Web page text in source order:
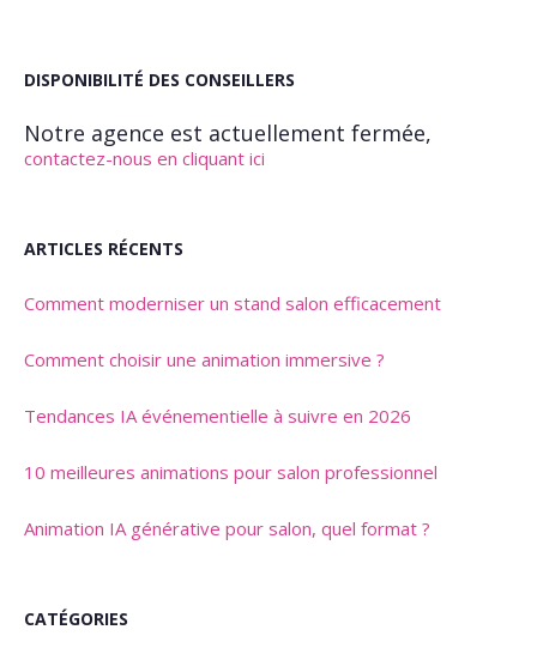
DISPONIBILITÉ DES CONSEILLERS
Notre agence est actuellement fermée,
contactez-nous en cliquant ici
ARTICLES RÉCENTS
Comment moderniser un stand salon efficacement
Comment choisir une animation immersive ?
Tendances IA événementielle à suivre en 2026
10 meilleures animations pour salon professionnel
Animation IA générative pour salon, quel format ?
CATÉGORIES